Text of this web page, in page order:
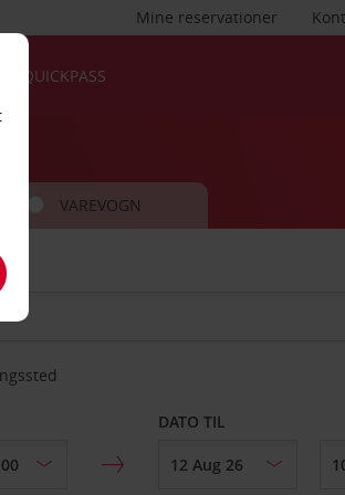
Mine reservationer
QUICKPASS
VAREVOGN
DATO TIL